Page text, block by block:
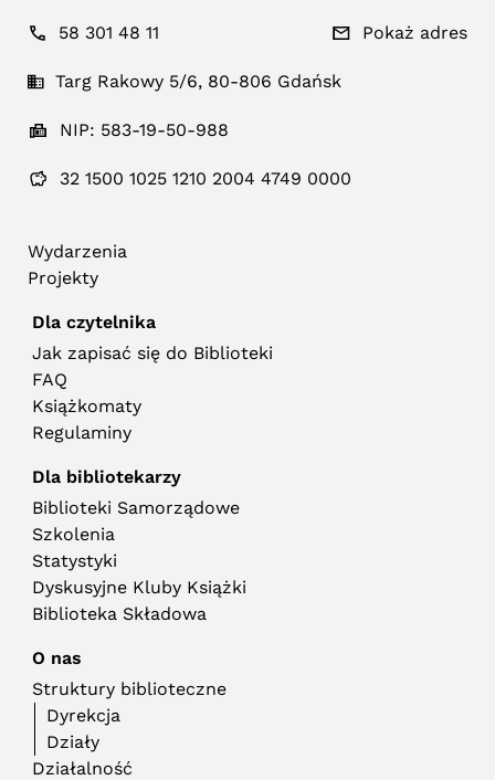
58 301 48 11 Pokaż adres
Targ Rakowy 5/6, 80-806 Gdańsk
NIP: 583-19-50-988
32 1500 1025 1210 2004 4749 0000
Wydarzenia
Projekty
Dla czytelnika
Jak zapisać się do Biblioteki
FAQ
Książkomaty
Regulaminy
Dla bibliotekarzy
Biblioteki Samorządowe
Szkolenia
Statystyki
Dyskusyjne Kluby Książki
Biblioteka Składowa
O nas
Struktury biblioteczne
Dyrekcja
Działy
Działalność